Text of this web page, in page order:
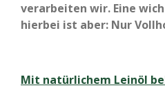
verarbeiten wir. Eine
hierbei ist aber: Nur
Mit natürlichem Leinöl